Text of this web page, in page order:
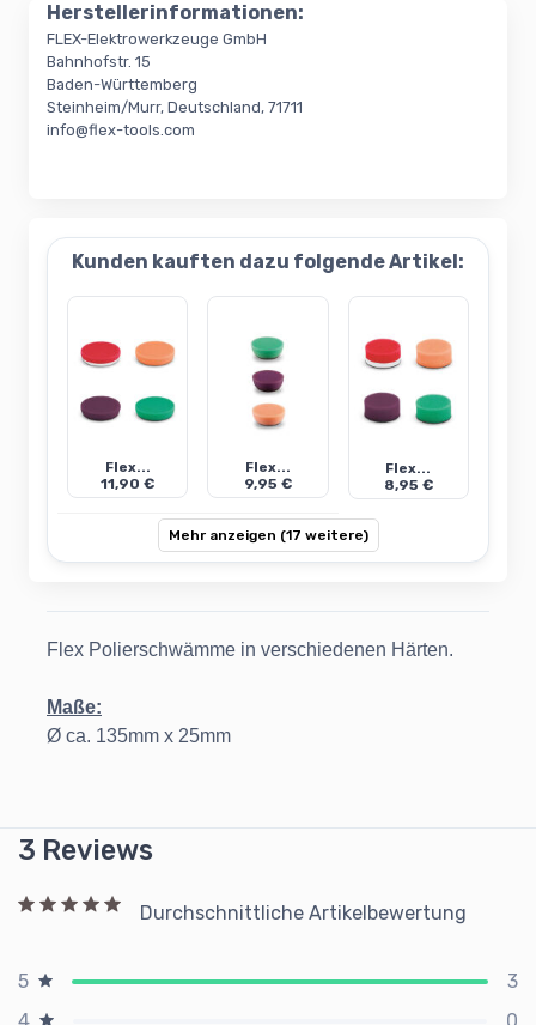
Herstellerinformationen:
FLEX-Elektrowerkzeuge GmbH
Bahnhofstr. 15
Baden-Württemberg
Steinheim/Murr, Deutschland, 71711
info@flex-tools.com
Kunden kauften dazu folgende Artikel:
Flex...
11,90 €
Flex...
9,95 €
Flex...
8,95 €
Mehr anzeigen (17 weitere)
Flex Polierschwämme in verschiedenen Härten.
Maße:
Ø ca. 135mm x 25mm
3 Reviews
Durchschnittliche Artikelbewertung
5
3
0